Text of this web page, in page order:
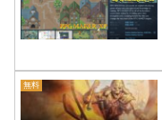
無料